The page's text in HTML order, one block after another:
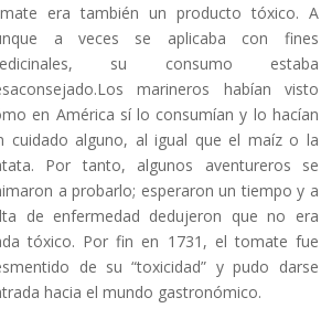
era también un producto tóxico. A
a veces se aplicaba con fines
su consumo estaba
marineros habían visto
en América sí lo consumían y lo hacían
cuidado alguno, al igual que el maíz o la
Por tanto, algunos aventureros se
a probarlo; esperaron un tiempo y a
de enfermedad dedujeron que no era
tóxico. Por fin en 1731, el tomate fue
de su “toxicidad” y pudo darse
hacia el mundo gastronómico.